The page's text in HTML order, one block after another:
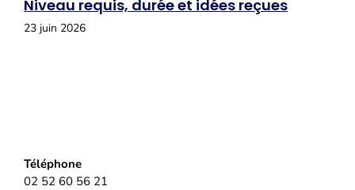
Niveau requis, durée et idées reçues
23 juin 2026
Téléphone
02 52 60 56 21